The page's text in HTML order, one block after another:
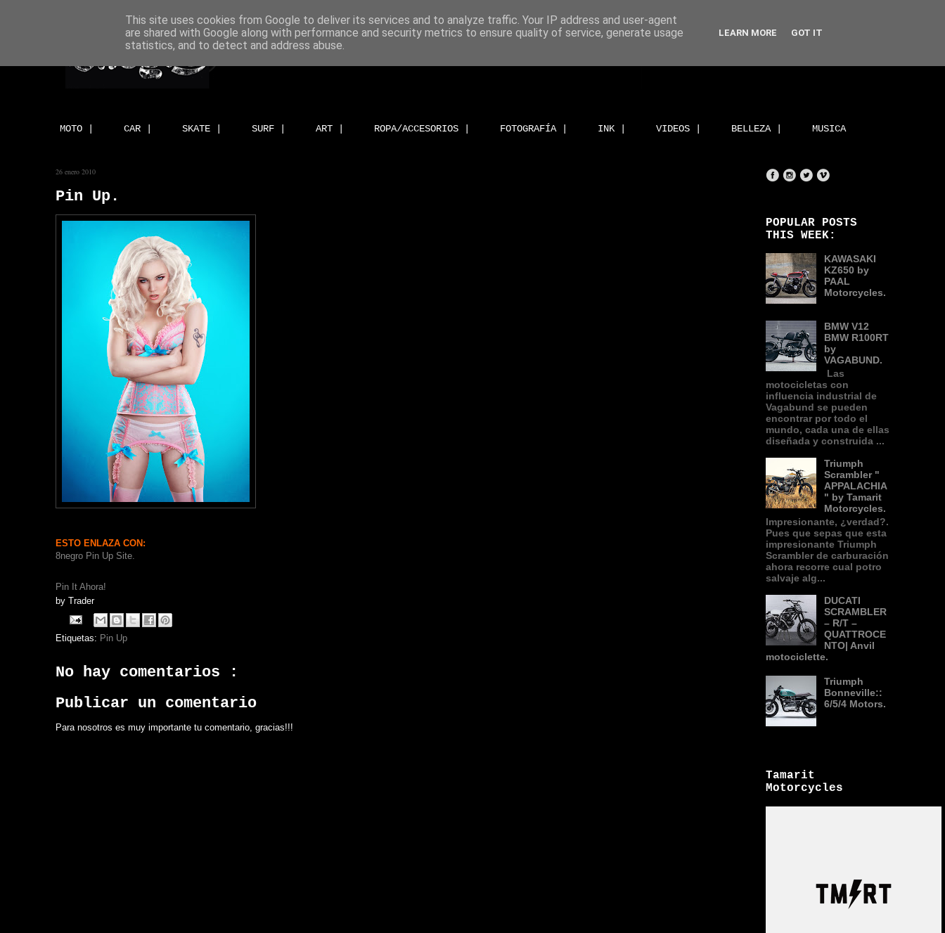
MOTO | CAR | SKATE | SURF | ART | ROPA/ACCESORIOS | FOTOGRAFÍA | INK | VIDEOS | BELLEZA | MUSICA
26 enero 2010
Pin Up.
ESTO ENLAZA CON:
8negro Pin Up Site.
Pin It Ahora!
by Trader
Etiquetas: Pin Up
No hay comentarios :
Publicar un comentario
Para nosotros es muy importante tu comentario, gracias!!!
POPULAR POSTS
THIS WEEK:
KAWASAKI
KZ650 by
PAAL
Motorcycles.
BMW V12
BMW R100RT
by
VAGABUND.
Las
motocicletas con
influencia industrial de
Vagabund se pueden
encontrar por todo el
mundo, cada una de ellas
diseñada y construida ...
Triumph
Scrambler "
APPALACHIA
" by Tamarit
Motorcycles.
Impresionante, ¿verdad?.
Pues que sepas que esta
impresionante Triumph
Scrambler de carburación
ahora recorre cual potro
salvaje alg...
DUCATI
SCRAMBLER
– R/T –
QUATTROCE
NTO| Anvil
motociclette.
Triumph
Bonneville::
6/5/4 Motors.
Tamarit
Motorcycles
This site uses cookies from Google to deliver its services and to analyze traffic. Your IP address and user-agent
are shared with Google along with performance and security metrics to ensure quality of service, generate usage
statistics, and to detect and address abuse.
LEARN MORE GOT IT